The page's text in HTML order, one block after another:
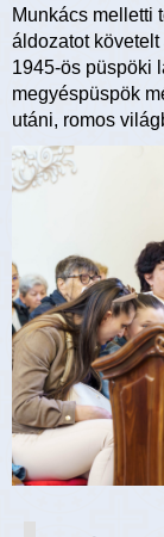
Munkács melletti
áldozatot
1945-ös püspöki
megyéspüspök
utáni, romos